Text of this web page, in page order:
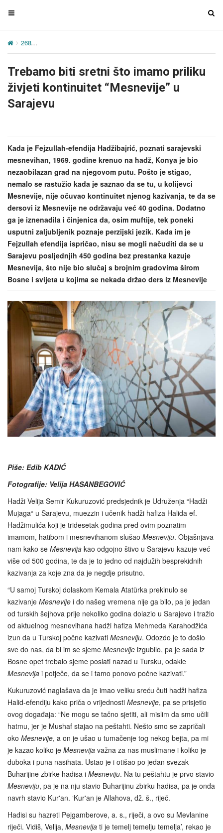
T
g
e
n
v
a
n
T
268
Trebamo biti sretni što imamo priliku
živjeti kontinuitet “Mesnevije” u
Sarajevu
Kada je Fejzullah-efendija Hadžibajrić, poznati sarajevski
mesnevihan, 1969. godine krenuo na hadž, Konya je bio
nezaobilazan grad na njegovom putu. Pošto je stigao,
nemalo se rastužio kada je saznao da se tu, u kolijevci
Mesnevije, nije očuvao kontinuitet njenog kazivanja, te da se
dersovi iz Mesnevije ne održavaju već 40 godina. Dodatno
ga je iznenadila i činjenica da, osim muftije, tek poneki
usputni zaljubljenik poznaje perzijski jezik. Kada im je
Fejzullah efendija ispričao, nisu se mogli načuditi da se u
Sarajevu posljednjih 450 godina bez prestanka kazuje
Mesnevija, što nije bio slučaj s brojnim gradovima širom
Bosne i svijeta u kojima se nekada držao ders iz Mesnevije
Piše: Edib KADIĆ
Fotografije: Velija HASANBEGOVIĆ
Hadži Velija Semir Kukuruzović predsjednik je Udruženja “Hadži
Mujaga“ u Sarajevu, muezzin i učenik hadži hafiza Halida ef.
Hadžimulića koji je tridesetak godina pred ovim poznatim
imamom, hatibom i mesnevihanom slušao Mesneviju. Objašnjava
nam kako se Mesnevija kao odgojno štivo u Sarajevu kazuje već
više od 500 godina, te da je to jedno od najdužih besprekidnih
kazivanja za koje zna da je negdje prisutno.
“U samoj Turskoj dolaskom Kemala Atatürka prekinulo se
kazivanje Mesnevije i do našeg vremena nije ga bilo, pa je jedan
od turskih šejhova prije nekoliko godina dolazio u Sarajevo i tražio
od aktuelnog mesnevihana hadži hafiza Mehmeda Karahodžića
izun da u Turskoj počne kazivati Mesneviju. Odozdo je to došlo
sve do nas, da bi im se sjeme Mesnevije izgubilo, pa je sada iz
Bosne opet trebalo sjeme poslati nazad u Tursku, odakle
Mesnevija i potječe, da se i tamo ponovo počne kazivati.”
Kukuruzović naglašava da je imao veliku sreću čuti hadži hafiza
Halid-efendiju kako priča o vrijednosti Mesnevije, pa se prisjetio
ovog događaja: “Ne mogu se tačno sjetiti, ali mislim da smo učili
hatmu, jer je Mushaf stajao na peštahti. Nešto smo se zapričali
oko Mesnevije, a on je ušao u tumačenje tog nekog bejta, pa mi
je kazao koliko je Mesnevija važna za nas muslimane i koliko je
duboka i puna nasihata. Ustao je i otišao po jedan svezak
Buharijine zbirke hadisa i Mesneviju. Na tu peštahtu je prvo stavio
Mesneviju, pa je na nju stavio Buharijinu zbirku hadisa, pa je onda
navrh stavio Kur'an. ‘Kur'an je Allahova, dž. š., riječ.
Hadisi su hazreti Pejgamberove, a. s., riječi, a ovo su Mevlanine
riječi. Vidiš, Velija, Mesnevija ti je temelj temelju temelja’, rekao je